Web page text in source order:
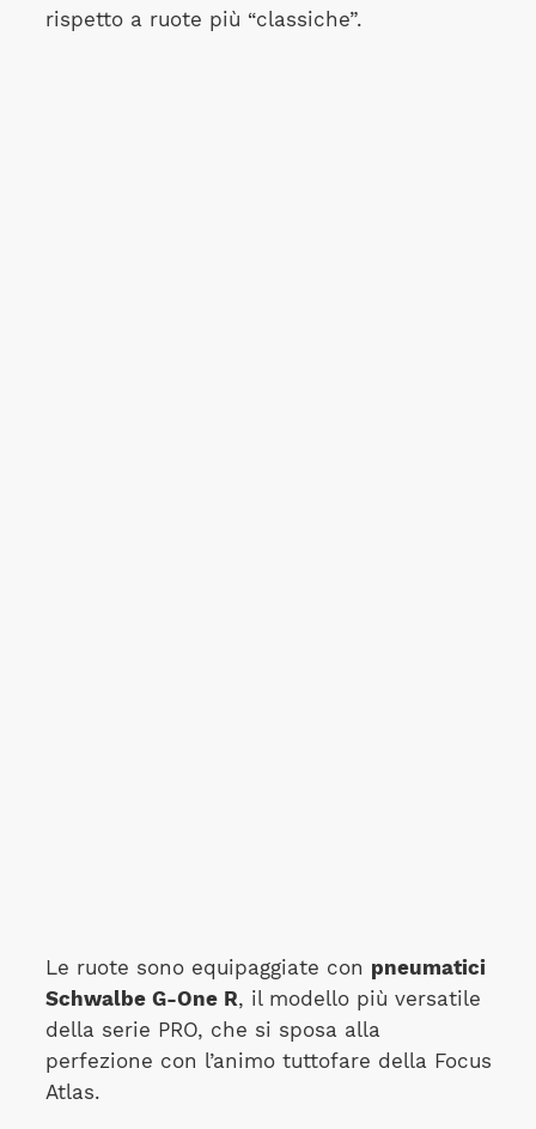
rispetto a ruote più “classiche”.
Le ruote sono equipaggiate con pneumatici
Schwalbe G-One R, il modello più versatile
della serie PRO, che si sposa alla
perfezione con l’animo tuttofare della Focus
Atlas.